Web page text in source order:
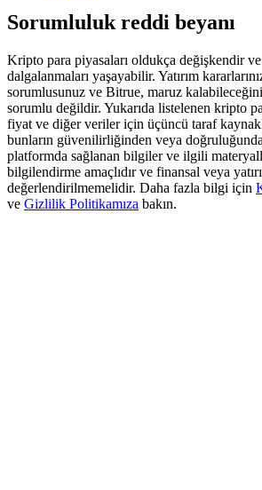
Trade Gold & Silver · 33,333 USDT
USDT New User Exclusive 10% APR
USDT Flexible Staking | Daily
New Listing Futures Fest
Sorumluluk reddi beyanı
Kripto para piyasaları oldukça değişkendir ve
dalgalanmaları yaşayabilir. Yatırım
sorumlusunuz ve Bitrue, maruz
sorumlu değildir. Yukarıda listelenen kripto
fiyat ve diğer veriler için üçüncü taraf
bunların güvenilirliğinden veya
platformda sağlanan bilgiler ve ilgili
bilgilendirme amaçlıdır ve finansal veya
değerlendirilmemelidir. Daha fazla bilgi için
ve Gizlilik Politikamıza bakın.